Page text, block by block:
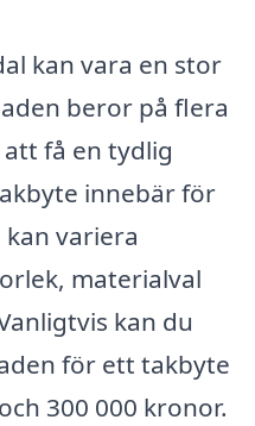
kan vara en stor
beror på flera
få en tydlig
innebär för
variera
materialval
kan du
för ett takbyte
300 000 kronor.